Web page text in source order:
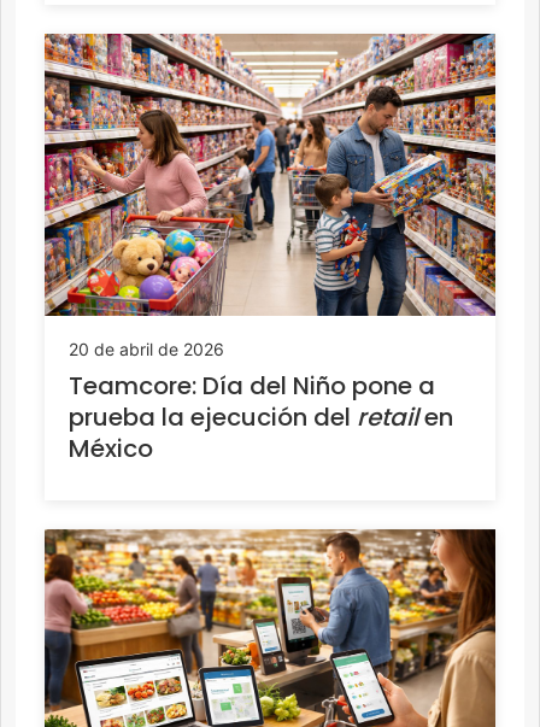
20 de abril de 2026
Teamcore: Día del Niño pone a
prueba la ejecución del retailen
México